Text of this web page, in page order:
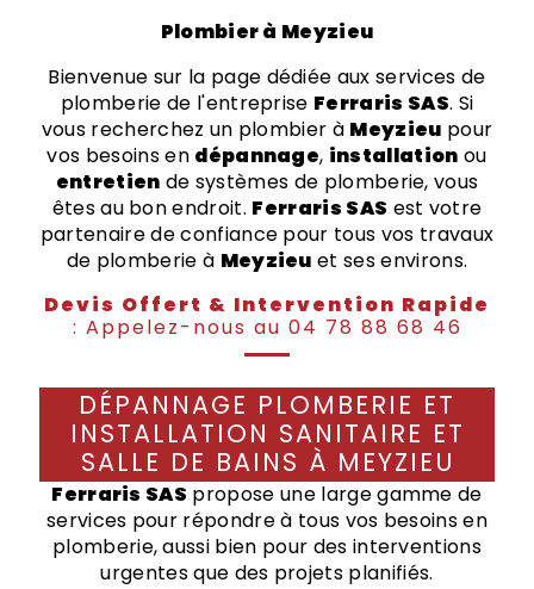
Plombier à Meyzieu
Bienvenue sur la page dédiée aux services de
plomberie de l'entreprise Ferraris SAS. Si
vous recherchez un plombier à Meyzieu pour
vos besoins en dépannage, installation ou
entretien de systèmes de plomberie, vous
êtes au bon endroit. Ferraris SAS est votre
partenaire de confiance pour tous vos travaux
de plomberie à Meyzieu et ses environs.
Devis Offert & Intervention Rapide
: Appelez-nous au 04 78 88 68 46
DÉPANNAGE PLOMBERIE ET
INSTALLATION SANITAIRE ET
SALLE DE BAINS À MEYZIEU
Ferraris SAS propose une large gamme de
services pour répondre à tous vos besoins en
plomberie, aussi bien pour des interventions
urgentes que des projets planifiés.